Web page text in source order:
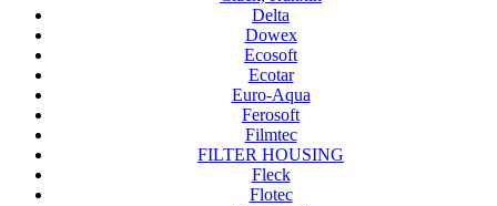
Delta
Dowex
Ecosoft
Ecotar
Euro-Aqua
Ferosoft
Filmtec
FILTER HOUSING
Fleck
Flotec